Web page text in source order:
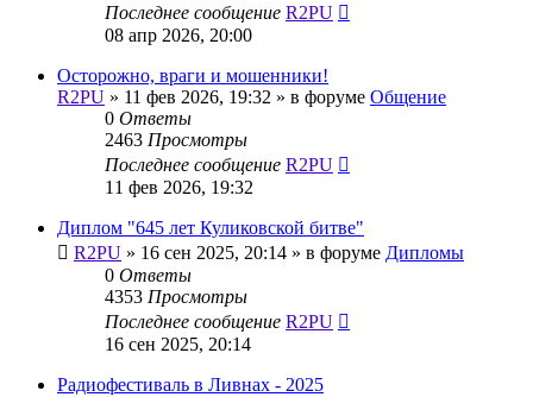
Последнее сообщение R2PU
08 апр 2026, 20:00
Осторожно, враги и мошенники!
R2PU » 11 фев 2026, 19:32 » в форуме Общение
0 Ответы
2463 Просмотры
Последнее сообщение R2PU
11 фев 2026, 19:32
Диплом "645 лет Куликовской битве"
R2PU » 16 сен 2025, 20:14 » в форуме Дипломы
0 Ответы
4353 Просмотры
Последнее сообщение R2PU
16 сен 2025, 20:14
Радиофестиваль в Ливнах - 2025